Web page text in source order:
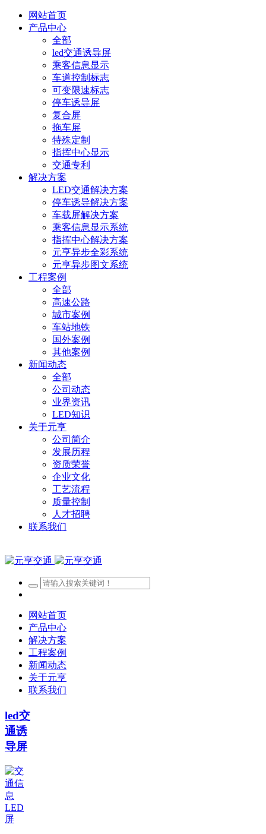
网站首页
产品中心
全部
led交通诱导屏
乘客信息显示
车道控制标志
可变限速标志
停车诱导屏
复合屏
拖车屏
特殊定制
指挥中心显示
交通专利
解决方案
LED交通解决方案
停车诱导解决方案
车载屏解决方案
乘客信息显示系统
指挥中心解决方案
元亨异步全彩系统
元亨异步图文系统
工程案例
全部
高速公路
城市案例
车站地铁
国外案例
其他案例
新闻动态
全部
公司动态
业界资讯
LED知识
关于元亨
公司简介
发展历程
资质荣誉
企业文化
工艺流程
质量控制
人才招聘
联系我们
网站首页
产品中心
解决方案
工程案例
新闻动态
关于元亨
联系我们
led交
通诱
导屏